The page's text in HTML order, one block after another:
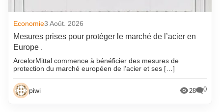
Economie3 Août. 2026
Mesures prises pour protéger le marché de l’acier en
Europe .
ArcelorMittal commence à bénéficier des mesures de
protection du marché européen de l’acier et ses […]
piwi 28 0